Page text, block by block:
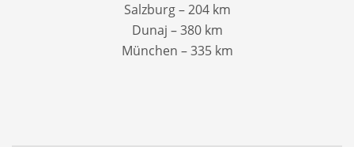
Salzburg – 204 km
Dunaj – 380 km
München – 335 km